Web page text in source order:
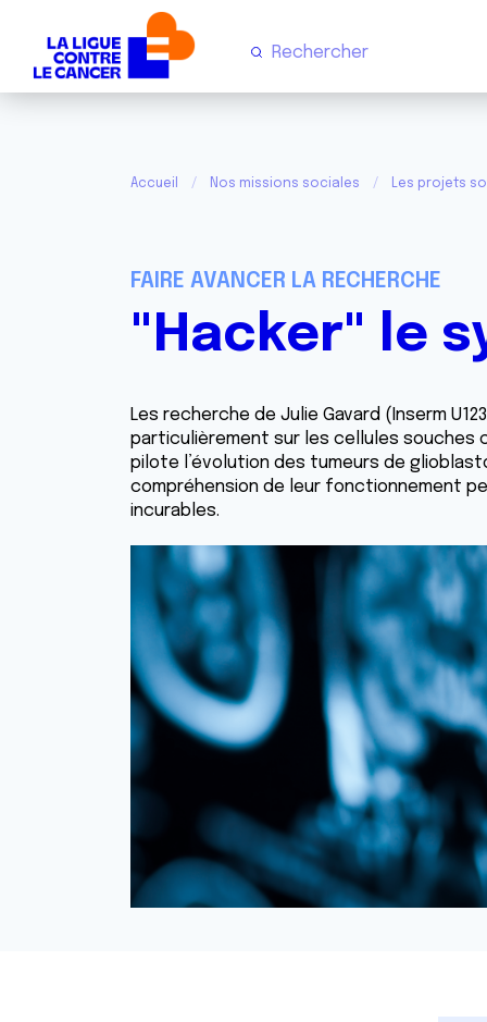
Accueil Nos missions sociales Les projets
FAIRE AVANCER LA RECHERCHE
"Hacker" le
Les recherche de Julie Gavard (Inserm
particulièrement sur les cellules souches
pilote l’évolution des tumeurs de
compréhension de leur fonctionnement
incurables.